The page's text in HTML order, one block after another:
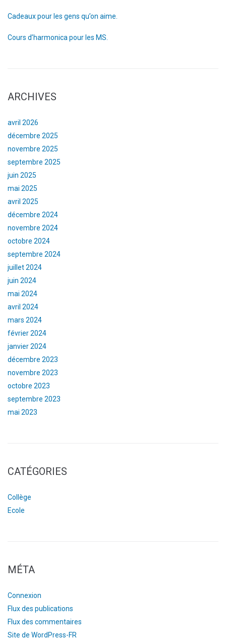
Cadeaux pour les gens qu’on aime.
Cours d’harmonica pour les MS.
ARCHIVES
avril 2026
décembre 2025
novembre 2025
septembre 2025
juin 2025
mai 2025
avril 2025
décembre 2024
novembre 2024
octobre 2024
septembre 2024
juillet 2024
juin 2024
mai 2024
avril 2024
mars 2024
février 2024
janvier 2024
décembre 2023
novembre 2023
octobre 2023
septembre 2023
mai 2023
CATÉGORIES
Collège
Ecole
MÉTA
Connexion
Flux des publications
Flux des commentaires
Site de WordPress-FR